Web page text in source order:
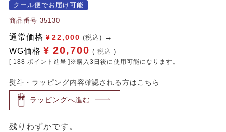
クール便でお届け可能
商品番号 35130
通常価格 ¥ 22,000 (税込)
WG価格 ¥ 20,700 税込
[ 188 ポイント進呈 ]※購入3日後に使用可能になります。
熨斗・ラッピング内容確認される方はこちら
ラッピングへ進む
残りわずかです。